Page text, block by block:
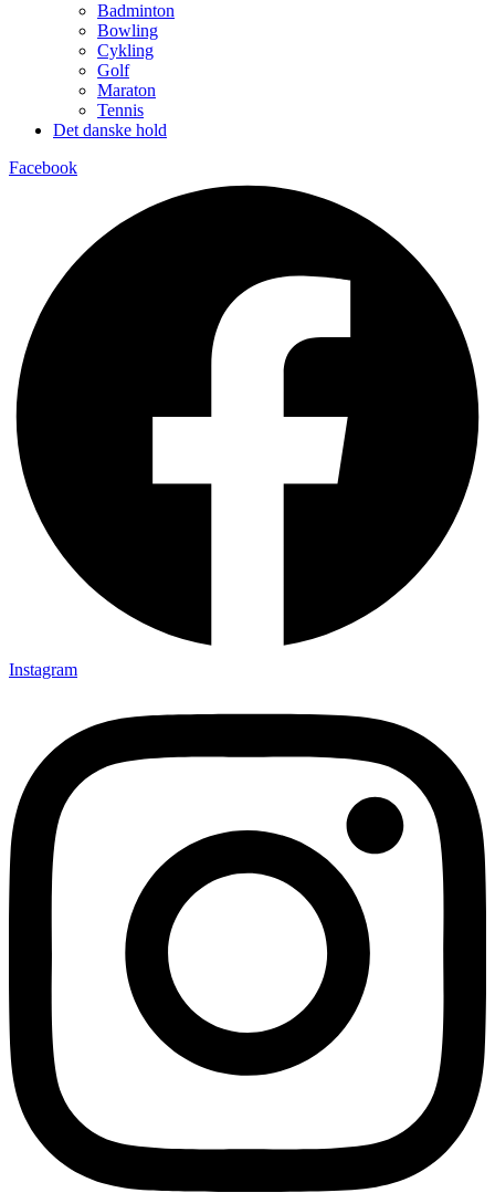
Badminton
Bowling
Cykling
Golf
Maraton
Tennis
Det danske hold
Facebook
Instagram